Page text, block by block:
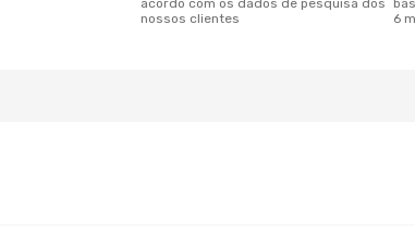
acordo com os dados de pesquisa dos
nossos clientes
6